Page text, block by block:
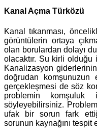
Kanal Açma Türközü
Kanal tıkanması,
görüntülerin ortaya
olan borulardan dolayı
olacaktır. Su kirli
Kanalizasyon
doğrudan
gerçekleşmesi de söz
problemin komşuluk
söyleyebilirsiniz.
ufak bir sorun fark
sorunun kaynağını